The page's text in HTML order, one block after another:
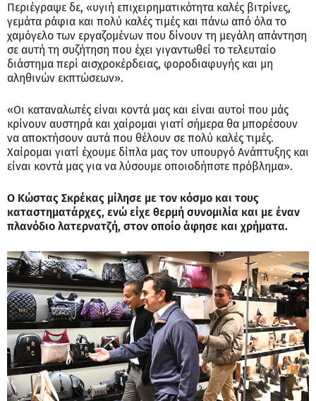
Περιέγραψε δε, «υγιή επιχειρηματικότητα καλές βιτρίνες,
γεμάτα ράφια και πολύ καλές τιμές και πάνω από όλα το
χαμόγελο των εργαζομένων που δίνουν τη μεγάλη απάντηση
σε αυτή τη συζήτηση που έχει γιγαντωθεί το τελευταίο
διάστημα περί αισχροκέρδειας, φοροδιαφυγής και μη
αληθινών εκπτώσεων».
«Οι καταναλωτές είναι κοντά μας και είναι αυτοί που μάς
κρίνουν αυστηρά και χαίρομαι γιατί σήμερα θα μπορέσουν
να αποκτήσουν αυτά που θέλουν σε πολύ καλές τιμές.
Χαίρομαι γιατί έχουμε δίπλα μας τον υπουργό Ανάπτυξης και
είναι κοντά μας για να λύσουμε οποιοδήποτε πρόβλημα».
Ο Κώστας Σκρέκας μίλησε με τον κόσμο και τους
καταστηματάρχες, ενώ είχε θερμή συνομιλία και με έναν
πλανόδιο λατερνατζή, στον οποίο άφησε και χρήματα.